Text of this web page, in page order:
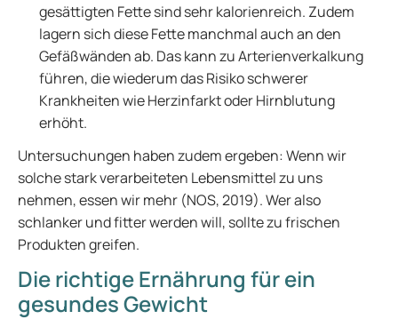
gesättigten Fette sind sehr kalorienreich. Zudem
lagern sich diese Fette manchmal auch an den
Gefäßwänden ab. Das kann zu Arterienverkalkung
führen, die wiederum das Risiko schwerer
Krankheiten wie Herzinfarkt oder Hirnblutung
erhöht.
Untersuchungen haben zudem ergeben: Wenn wir
solche stark verarbeiteten Lebensmittel zu uns
nehmen, essen wir mehr (NOS, 2019). Wer also
schlanker und fitter werden will, sollte zu frischen
Produkten greifen.
Die richtige Ernährung für ein
gesundes Gewicht